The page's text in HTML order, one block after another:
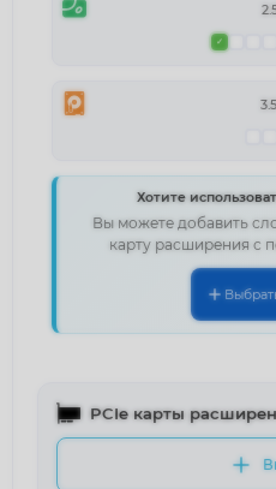
Хотите
Вы можете добавить
карту расширения с
PCIe карты